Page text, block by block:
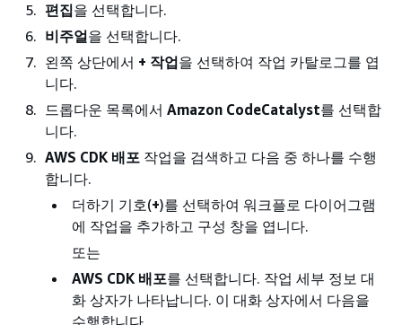
편집을 선택합니다.
비주얼을 선택합니다.
왼쪽 상단에서 + 작업을 선택하여 작업 카탈로그를 엽
니다.
드롭다운 목록에서 Amazon CodeCatalyst를 선택합
니다.
AWS CDK 배포 작업을 검색하고 다음 중 하나를 수행
합니다.
더하기 기호(+)를 선택하여 워크플로 다이어그램
에 작업을 추가하고 구성 창을 엽니다.
또는
AWS CDK 배포를 선택합니다. 작업 세부 정보 대
화 상자가 나타납니다. 이 대화 상자에서 다음을
수행합니다.